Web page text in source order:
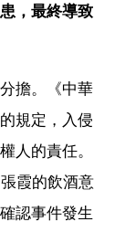
，最終導致
擔。《中華
規定，入侵
人的責任。
霞的飲酒意
認事件發生